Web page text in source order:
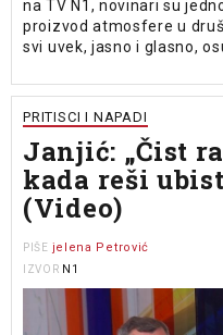
na TV N1, novinari su
proizvod atmosfere u
svi uvek, jasno i glasno,
PRITISCI I NAPADI
Janjić: „Čist
kada reši
(Video)
PIŠE jelena Petrović
IZVOR N1